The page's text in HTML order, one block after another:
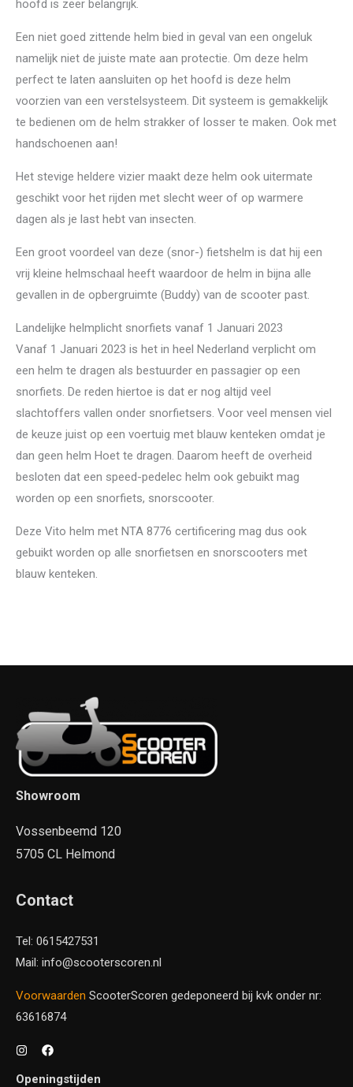
hoofd is zeer belangrijk.
Een niet goed zittende helm bied in geval van een ongeluk
namelijk niet de juiste mate aan protectie. Om deze helm
perfect te laten aansluiten op het hoofd is deze helm
voorzien van een verstelsysteem. Dit systeem is gemakkelijk
te bedienen om de helm strakker of losser te maken. Ook met
handschoenen aan!
Het stevige heldere vizier maakt deze helm ook uitermate
geschikt voor het rijden met slecht weer of op warmere
dagen als je last hebt van insecten.
Een groot voordeel van deze (snor-) fietshelm is dat hij een
vrij kleine helmschaal heeft waardoor de helm in bijna alle
gevallen in de opbergruimte (Buddy) van de scooter past.
Landelijke helmplicht snorfiets vanaf 1 Januari 2023
Vanaf 1 Januari 2023 is het in heel Nederland verplicht om
een helm te dragen als bestuurder en passagier op een
snorfiets. De reden hiertoe is dat er nog altijd veel
slachtoffers vallen onder snorfietsers. Voor veel mensen viel
de keuze juist op een voertuig met blauw kenteken omdat je
dan geen helm Hoet te dragen. Daarom heeft de overheid
besloten dat een speed-pedelec helm ook gebuikt mag
worden op een snorfiets, snorscooter.
Deze Vito helm met NTA 8776 certificering mag dus ook
gebuikt worden op alle snorfietsen en snorscooters met
blauw kenteken.
Showroom
Vossenbeemd 120
5705 CL Helmond
Contact
Tel: 0615427531
Mail: info@scooterscoren.nl
Voorwaarden ScooterScoren gedeponeerd bij kvk onder nr:
63616874
Openingstijden